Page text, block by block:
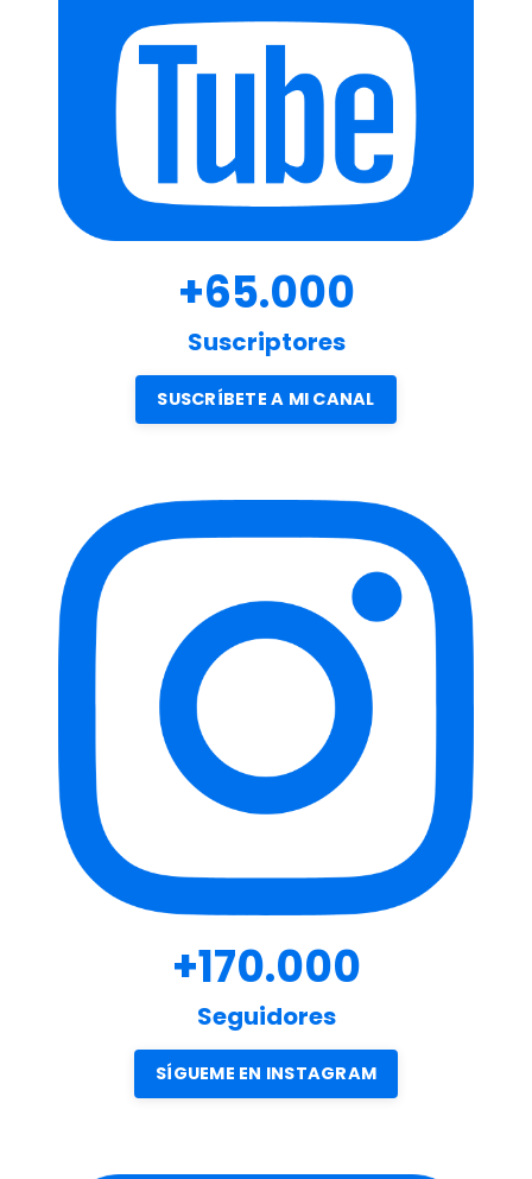
+65.000
Suscriptores
SUSCRÍBETE A MI CANAL
+170.000
Seguidores
SÍGUEME EN INSTAGRAM